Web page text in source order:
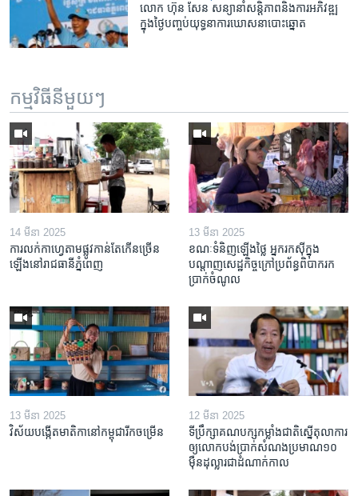
លោក ហ៊ុន សែន សន្យា​នាំ​សន្តិភាព​និង​ការ​អភិវឌ្ឍ
ក្នុង​ថ្ងៃ​បញ្ចប់​យុទ្ធនាការ​ឃោសនា​បោះឆ្នោត
កម្មវិធី​នីមួយៗ
14 មីនា 2025
ការលក់​កាហ្វេ​តាម​ផ្លូវ​កាន់តែ​កើន​ច្រើន​
ឡើង​នៅ​រាជធានី​ភ្នំពេញ
13 មីនា 2025
ខណៈទំនិញឡើងថ្លៃ អ្នករកស៊ីក្នុង​
បណ្តាញ​សេដ្ឋកិច្ចក្រៅ​ប្រព័ន្ធពិបាក​រក​
ប្រាក់​ចំណូល
13 មីនា 2025
វិស័យ​បង្កើត​មាតិកា​នៅ​កម្ពុជា​រីក​ចម្រើន
12 មីនា 2025
ទីប្រឹក្សា​គណបក្ស​កម្លាំង​ជាតិ​ស្នើ​តុលាការ​
ឲ្យ​លោក​បង់ប្រាក់​សំណង​ប្រមាណ​១០​
ម៉ឺន​ដុល្លារ​ជា​ដំណាក់កាល